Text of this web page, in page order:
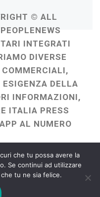
© ALL
INTEGRATI
DIVERSE
DELLA
INFORMAZIONI,
ITALIA PRESS
AL NUMERO
GENTILE
che tu possa avere la
Se continui ad utilizzare
tu ne sia felice.